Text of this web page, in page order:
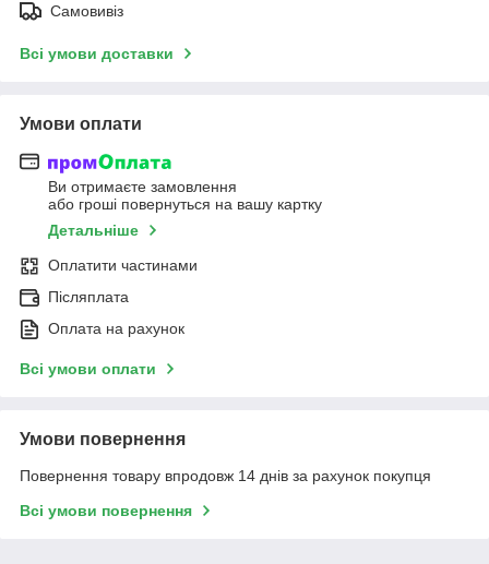
Самовивіз
Всі умови доставки
Умови оплати
Ви отримаєте замовлення
або гроші повернуться на вашу картку
Детальніше
Оплатити частинами
Післяплата
Оплата на рахунок
Всі умови оплати
Умови повернення
Повернення товару впродовж 14 днів за рахунок покупця
Всі умови повернення